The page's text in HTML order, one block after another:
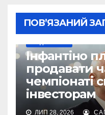
ПОВ’ЯЗАНИЙ
Інфантіно
продавати
чемпіонаті
інвесторам
ЛИП 28, 2026